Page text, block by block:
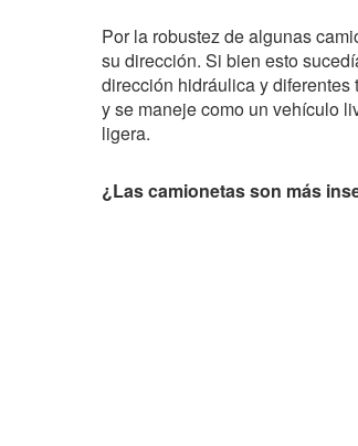
Por la robustez de algunas
su dirección. Si bien esto
dirección hidráulica y
y se maneje como un vehículo
ligera.
¿Las camionetas son más